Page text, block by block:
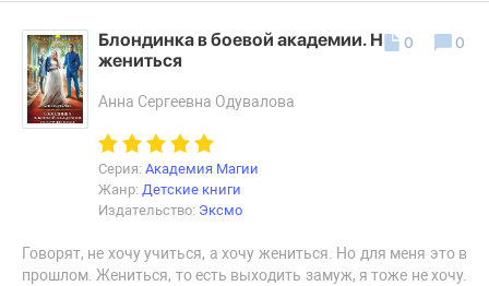
Блондинка в боевой академии. Не хочу
жениться
Анна Сергеевна Одувалова
Серия: Академия Магии
Жанр: Детские книги
Издательство: Эксмо
Говорят, не хочу учиться, а хочу жениться. Но для меня это в
прошлом. Жениться, то есть выходить замуж, я тоже не хочу.
0 0